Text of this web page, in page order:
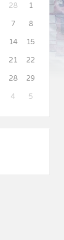
28 1
7 8
14 15
21 22
28 29
4 5